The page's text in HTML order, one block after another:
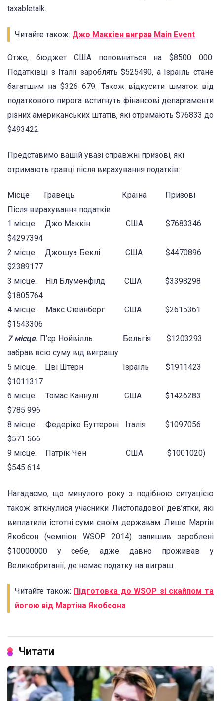
taxabletalk.
Читайте також: Джо Маккіен виграв Main Event
Отже, бюджет США поповниться на $8500 000.
Податківці з Італії зароблять $525490, а Ізраїль стане
багатшим на $326 679. Також відкусити шматок від
податкового пирога встигнуть фінансові департаменти
різних американських штатів, які отримають $76833 до
$493422.
Представимо вашій увазі справжні призові, які
отримають гравці після вирахування податків:
Місце Гравець Країна Призові
Після вирахування податків
1 місце. Джо Маккін США $7683346
$4297394
2 місце. Джошуа Беклі США $4470896
$2389177
3 місце. Ніл Блуменфілд США $3398298
$1805764
4 місце. Макс Стейнберг США $2615361
$1543306
7 місце. П’єр Нойвілль Бельгія $1203293
забрав всю суму від виграшу
5 місце. Цві Штерн Ізраїль $1911423
$1011317
6 місце. Томас Каннулі США $1426283
$785 996
8 місце. Федеріко Буттероні Італія $1097056
$571 566
9 місце. Патрік Чен США $1001020)
$545 614.
Нагадаємо, що минулого року з подібною ситуацією
також зіткнулися учасники Листопадової дев’ятки, які
виплатили істотні суми своїм державам. Лише Мартін
Якобсон (чемпіон WSOP 2014) залишив зароблені
$10000000 у себе, адже давно проживав у
Великобританії, де немає податку на виграш.
Читайте також: Підготовка до WSOP зі скайпом та
йогою від Мартіна Якобсона
Читати